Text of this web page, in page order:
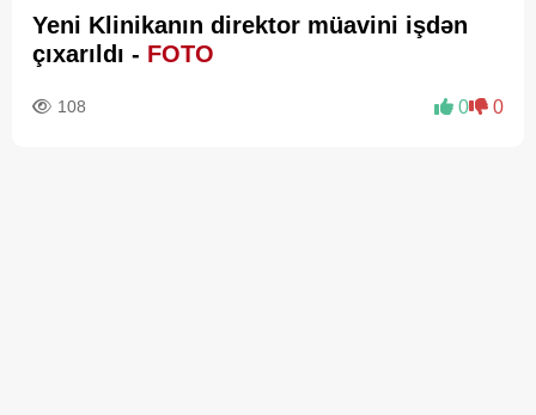
Yeni Klinikanın direktor müavini işdən
çıxarıldı - FOTO
108 0 0